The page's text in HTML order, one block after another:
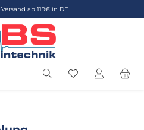
ab 119€ in DE
Du hast 0